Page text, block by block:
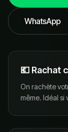
WhatsApp
💶 Rachat
On rachète
même. Idéal si